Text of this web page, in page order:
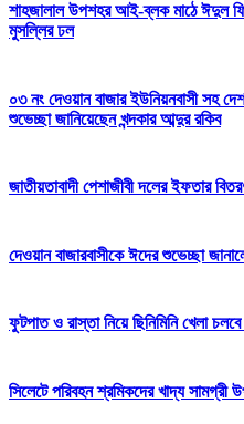
শাহজালাল উপশহর আই-ব্লক মাঠে ঈদুল
মুসল্লির ঢল
০৩ নং দেওয়ান বাজার ইউনিয়নবাসী সহ
শুভেচ্ছা জানিয়েছেন খন্দকার আব্দুর রকিব
জাতীয়তাবাদী পেশাজীবী দলের ইফতার
দেওয়ান বাজারবাসীকে ঈদের শুভেচ্ছা
ফুটপাত ও রাস্তা নিয়ে ছিনিমিনি খেলা
সিলেটে পরিবহন শ্রমিকদের খাদ্য সামগ্রী